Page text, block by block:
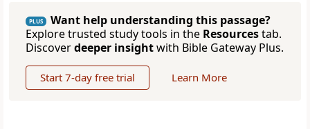
PLUS
Want help understanding this passage?
Explore trusted study tools in the Resourcestab.
Discoverdeeper insightwith Bible Gateway Plus.
Start 7-day free trial Learn More